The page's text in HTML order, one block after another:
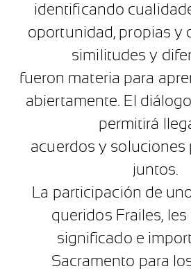
identificando
oportunidad, propias y
similitudes y
fueron materia para
abiertamente. El
permitirá
acuerdos y soluciones
juntos.
La participación de
queridos Frailes, les
significado e
Sacramento para